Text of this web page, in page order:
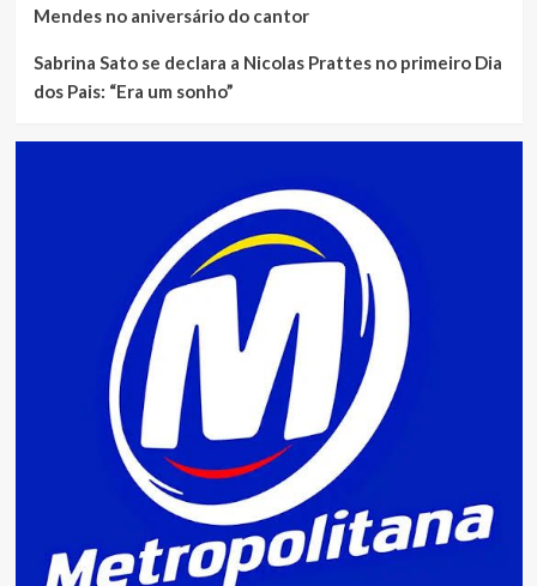
Mendes no aniversário do cantor
Sabrina Sato se declara a Nicolas Prattes no primeiro Dia
dos Pais: “Era um sonho”